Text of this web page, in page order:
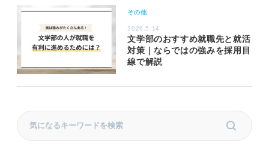
その他
2026.5.14
文学部のおすすめ就職先と就活
対策｜ならではの強みを採用目
線で解説